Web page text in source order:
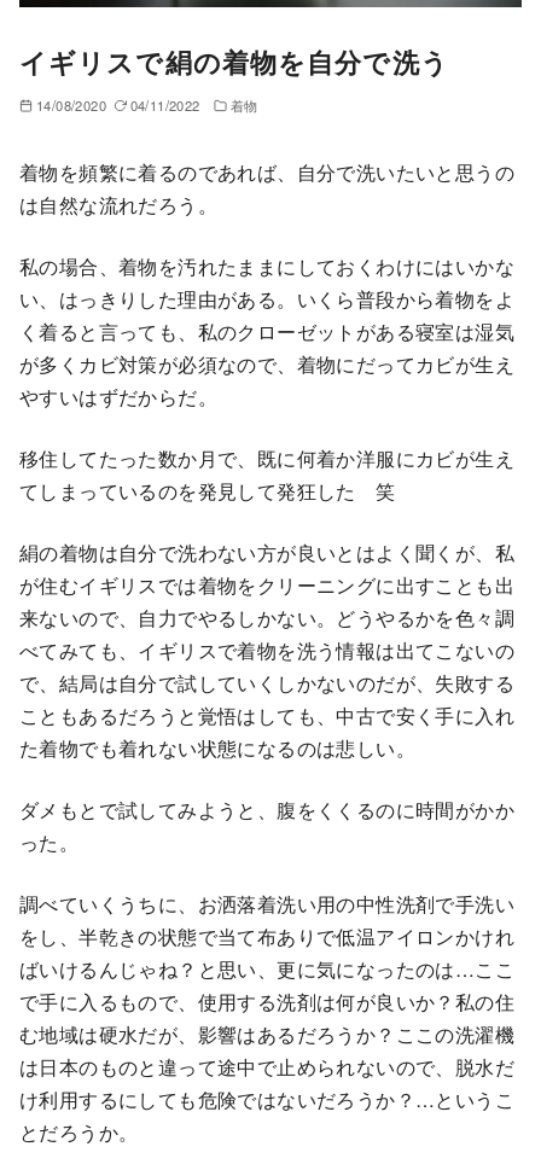
イギリスで絹の着物を自分で洗う
14/08/2020 04/11/2022 着物
着物を頻繁に着るのであれば、自分で洗いたいと思うの
は自然な流れだろう。
私の場合、着物を汚れたままにしておくわけにはいかな
い、はっきりした理由がある。いくら普段から着物をよ
く着ると言っても、私のクローゼットがある寝室は湿気
が多くカビ対策が必須なので、着物にだってカビが生え
やすいはずだからだ。
移住してたった数か月で、既に何着か洋服にカビが生え
てしまっているのを発見して発狂した 笑
絹の着物は自分で洗わない方が良いとはよく聞くが、私
が住むイギリスでは着物をクリーニングに出すことも出
来ないので、自力でやるしかない。どうやるかを色々調
べてみても、イギリスで着物を洗う情報は出てこないの
で、結局は自分で試していくしかないのだが、失敗する
こともあるだろうと覚悟はしても、中古で安く手に入れ
た着物でも着れない状態になるのは悲しい。
ダメもとで試してみようと、腹をくくるのに時間がかか
った。
調べていくうちに、お洒落着洗い用の中性洗剤で手洗い
をし、半乾きの状態で当て布ありで低温アイロンかけれ
ばいけるんじゃね？と思い、更に気になったのは…ここ
で手に入るもので、使用する洗剤は何が良いか？私の住
む地域は硬水だが、影響はあるだろうか？ここの洗濯機
は日本のものと違って途中で止められないので、脱水だ
け利用するにしても危険ではないだろうか？…というこ
とだろうか。